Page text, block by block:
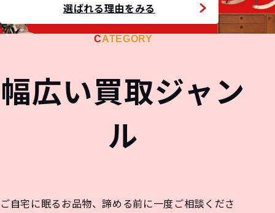
選ばれる理由をみる
WATCH
LIQUOR&
CATEGORY
幅広い買取ジャン
ル
ご自宅に眠るお品物、諦める前に一度ご相談くださ